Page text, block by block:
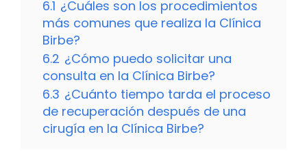
6.1 ¿Cuáles son los procedimientos
más comunes que realiza la Clínica
Birbe?
6.2 ¿Cómo puedo solicitar una
consulta en la Clínica Birbe?
6.3 ¿Cuánto tiempo tarda el proceso
de recuperación después de una
cirugía en la Clínica Birbe?